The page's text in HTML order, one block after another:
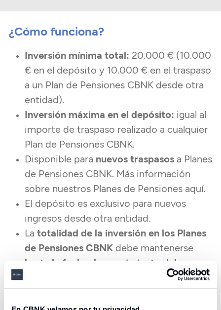
¿Cómo funciona?
Inversión mínima total: 20.000 € (10.000
€ en el depósito y 10.000 € en el traspaso
a un Plan de Pensiones CBNK desde otra
entidad).
Inversión máxima en el depósito: igual al
importe de traspaso realizado a cualquier
Plan de Pensiones CBNK.
Disponible para nuevos traspasos a Planes
de Pensiones CBNK. Más información
sobre nuestros Planes de Pensiones aquí.
El depósito es exclusivo para nuevos
ingresos desde otra entidad.
La totalidad de la inversión en los Planes
de Pensiones CBNK debe mantenerse
hasta la fecha de vencimiento del
Oferta disponible hasta agotar emisión de
25 millones de euros.